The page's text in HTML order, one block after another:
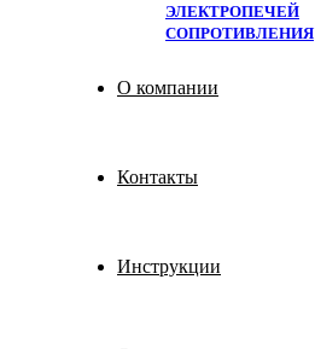
ЭЛЕКТРОПЕЧЕЙ
СОПРОТИВЛЕНИЯ
О компании
Контакты
Инструкции